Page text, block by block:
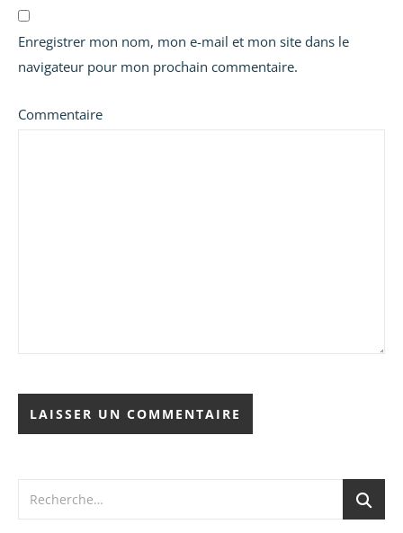
Enregistrer mon nom, mon e-mail et mon site dans le
navigateur pour mon prochain commentaire.
Commentaire